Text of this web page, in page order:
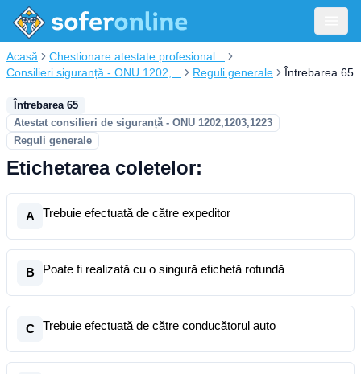
Acasă
Chestionare atestate profesional...
Consilieri siguranță - ONU 1202,...
Reguli generale Întrebarea 65
Întrebarea 65
Atestat consilieri de siguranță - ONU 1202,1203,1223
Reguli generale
Etichetarea coletelor:
A Trebuie efectuată de către expeditor
B Poate fi realizată cu o singură etichetă rotundă
C Trebuie efectuată de către conducătorul auto